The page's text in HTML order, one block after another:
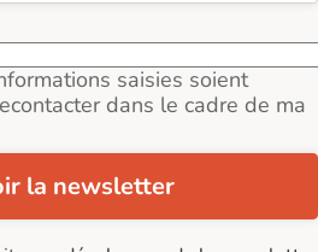
saisies soient
dans le cadre de ma
la newsletter